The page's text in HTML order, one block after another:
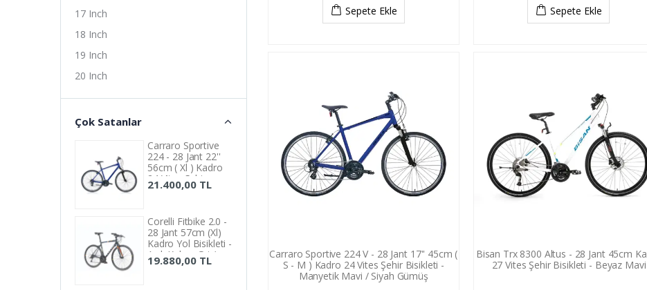
Sepete Ekle Sepete Ekle
Carraro Sportive 224 V - 28 Jant 17'' 45cm (
S - M ) Kadro 24 Vites Şehir Bisikleti -
Manyetik Mavi / Siyah Gümüş
Bisan Trx 8300 Altus - 28 Jant 45cm
27 Vites Şehir Bisikleti - Beyaz Mavi
17 Inch
18 Inch
19 Inch
20 Inch
21 Inch
22 Inch
41 cm
43 cm
46 cm
47 cm
Çok Satanlar
Carraro Sportive
224 - 28 Jant 22''
56cm ( Xl ) Kadro
24 Vites Şehir
Bisikleti - Manyetik
21.400,00 TL
Corelli Fitbike 2.0 -
28 Jant 57cm (Xl)
Kadro Yol Bisikleti -
Açık Kahve Gri /
Turuncu
19.880,00 TL